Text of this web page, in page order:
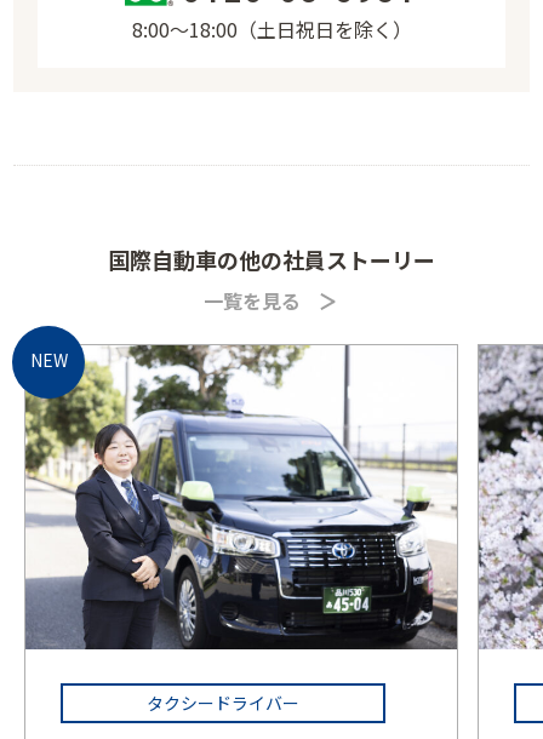
8:00〜18:00（土日祝日を除く）
国際自動車の他の社員ストーリー
一覧を見る
タクシードライバー